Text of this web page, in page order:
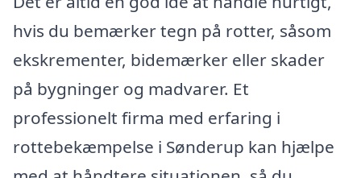
hvis du bemærker tegn på rotter, såsom
ekskrementer, bidemærker eller skader
på bygninger og madvarer. Et
professionelt firma med erfaring i
rottebekæmpelse i Sønderup kan hjælpe